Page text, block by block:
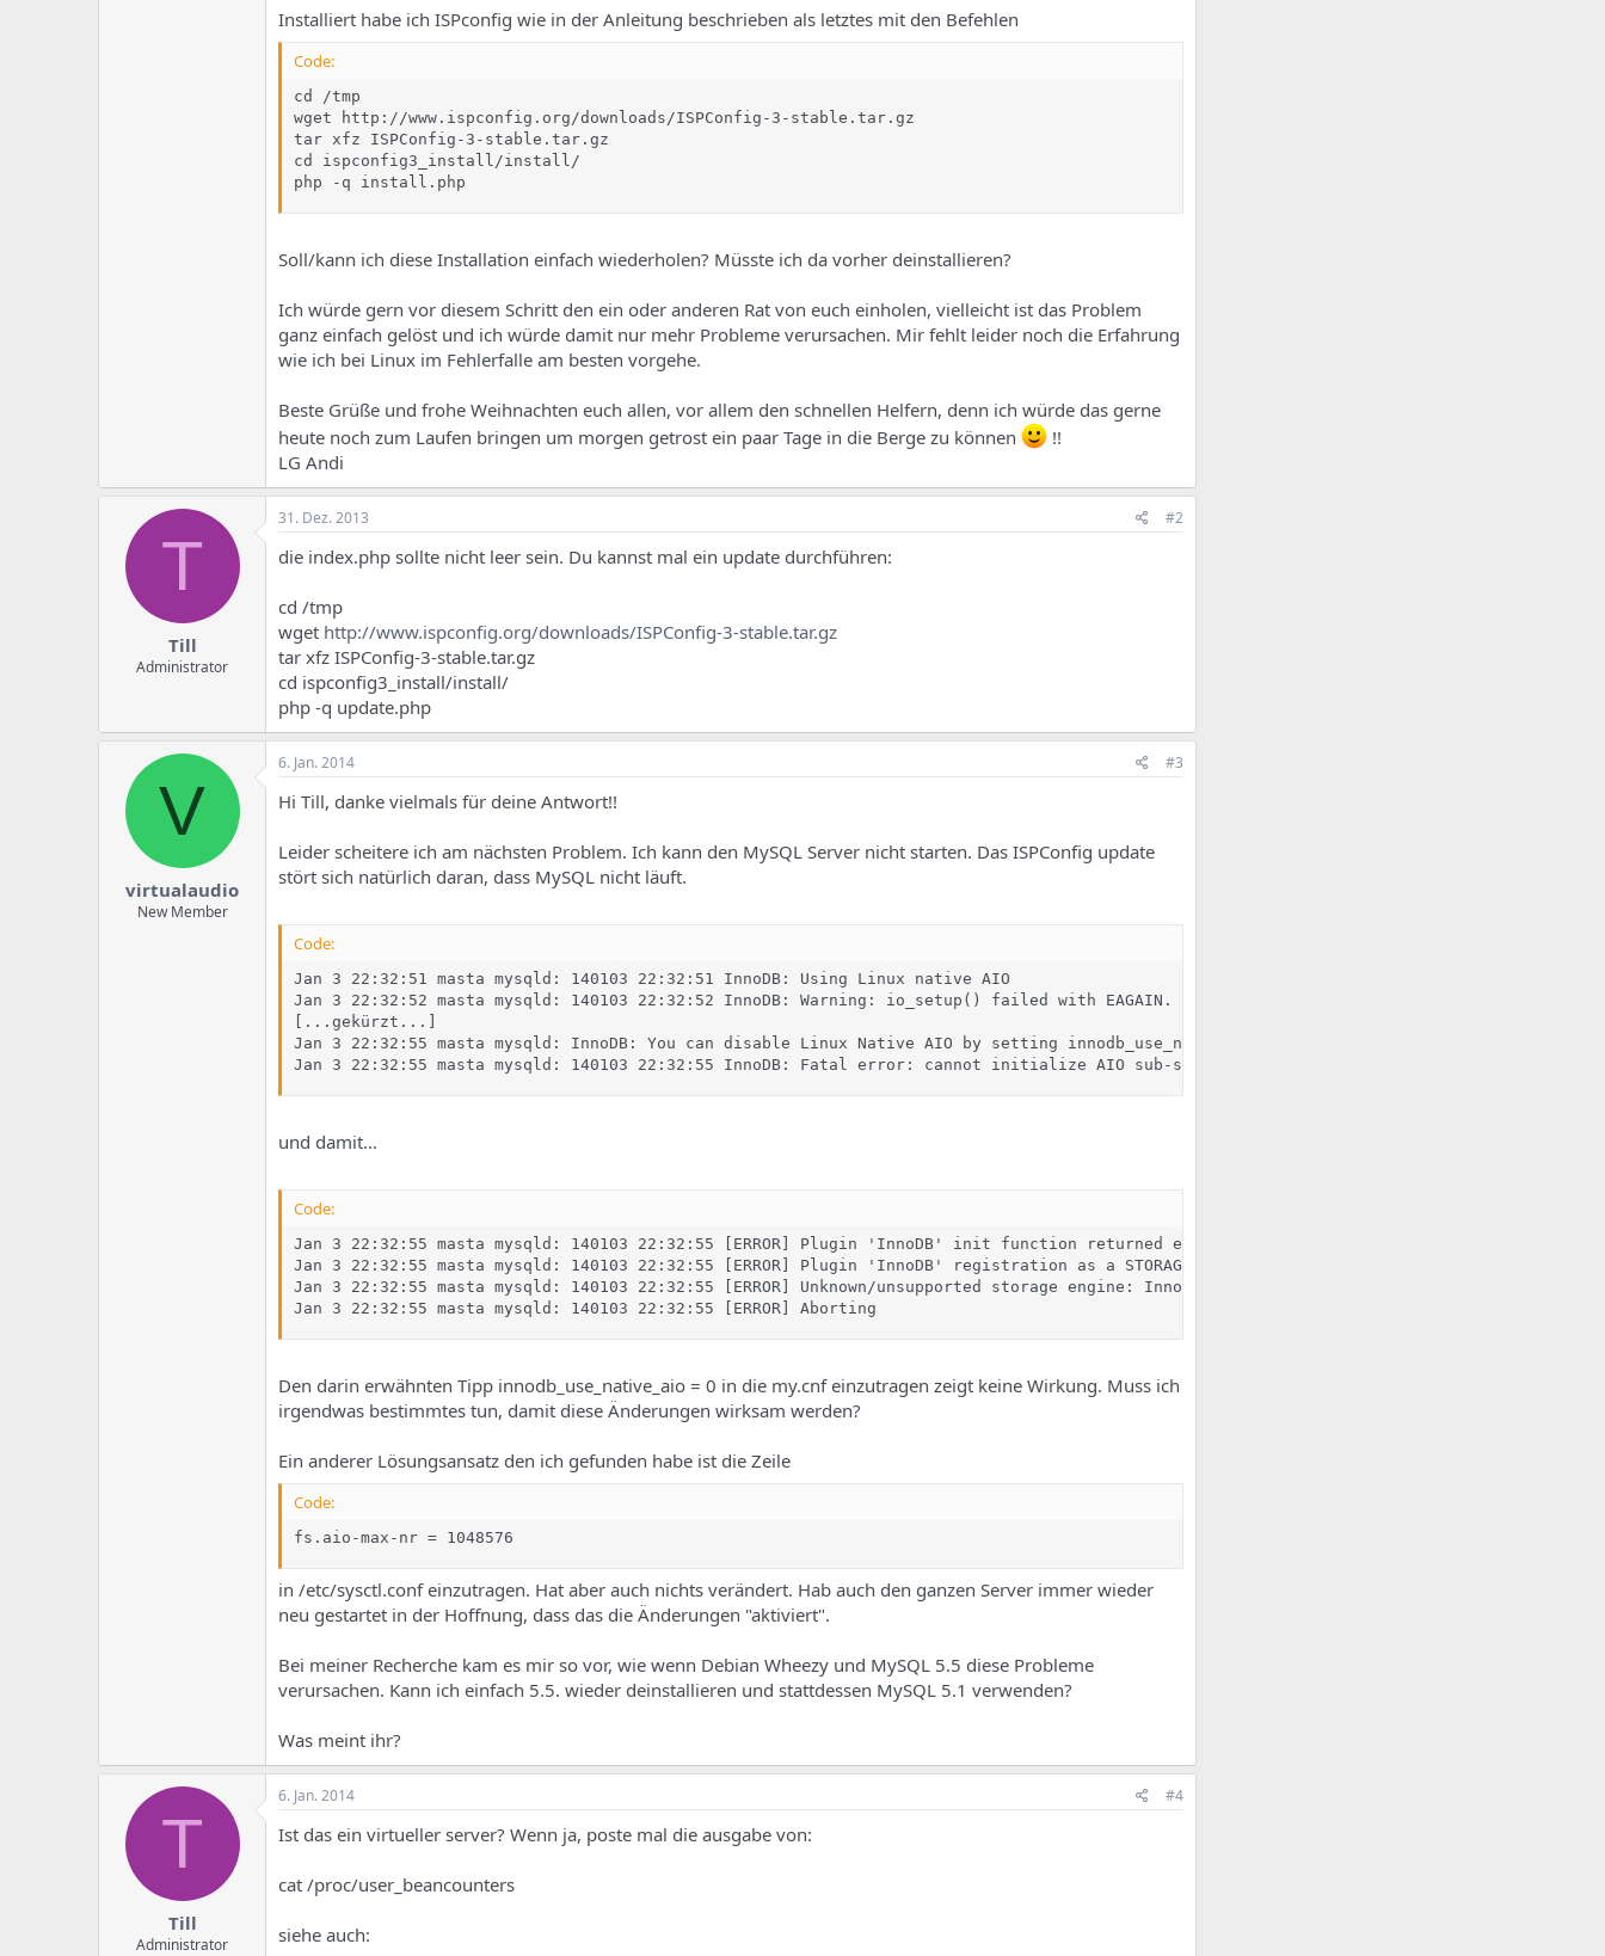
Installiert habe ich ISPconfig wie in der Anleitung beschrieben als letztes mit den Befehlen
Code:
cd /tmp
wget http://www.ispconfig.org/downloads/ISPConfig-3-stable.tar.gz
tar xfz ISPConfig-3-stable.tar.gz
cd ispconfig3_install/install/
php -q install.php
Soll/kann ich diese Installation einfach wiederholen? Müsste ich da vorher deinstallieren?
Ich würde gern vor diesem Schritt den ein oder anderen Rat von euch einholen, vielleicht ist das Problem
ganz einfach gelöst und ich würde damit nur mehr Probleme verursachen. Mir fehlt leider noch die Erfahrung
wie ich bei Linux im Fehlerfalle am besten vorgehe.
Beste Grüße und frohe Weihnachten euch allen, vor allem den schnellen Helfern, denn ich würde das gerne
heute noch zum Laufen bringen um morgen getrost ein paar Tage in die Berge zu können
!!
LG Andi
T
Till
Administrator
31. Dez. 2013 #2
die index.php sollte nicht leer sein. Du kannst mal ein update durchführen:
cd /tmp
wget http://www.ispconfig.org/downloads/ISPConfig-3-stable.tar.gz
tar xfz ISPConfig-3-stable.tar.gz
cd ispconfig3_install/install/
php -q update.php
V
virtualaudio
New Member
6. Jan. 2014 #3
Hi Till, danke vielmals für deine Antwort!!
Leider scheitere ich am nächsten Problem. Ich kann den MySQL Server nicht starten. Das ISPConfig update
stört sich natürlich daran, dass MySQL nicht läuft.
Code:
Jan 3 22:32:51 masta mysqld: 140103 22:32:51 InnoDB: Using Linux native AIO
Jan 3 22:32:52 masta mysqld: 140103 22:32:52 InnoDB: Warning: io_setup() failed with EAGAIN. Will make 5 attempts before giving up.
[...gekürzt...]
Jan 3 22:32:55 masta mysqld: InnoDB: You can disable Linux Native AIO by setting innodb_use_native_aio = 0 in my.cnf
Jan 3 22:32:55 masta mysqld: 140103 22:32:55 InnoDB: Fatal error: cannot initialize AIO sub-system
und damit...
Code:
Jan 3 22:32:55 masta mysqld: 140103 22:32:55 [ERROR] Plugin 'InnoDB' init function returned error.
Jan 3 22:32:55 masta mysqld: 140103 22:32:55 [ERROR] Plugin 'InnoDB' registration as a STORAGE ENGINE failed.
Jan 3 22:32:55 masta mysqld: 140103 22:32:55 [ERROR] Unknown/unsupported storage engine: InnoDB
Jan 3 22:32:55 masta mysqld: 140103 22:32:55 [ERROR] Aborting
Den darin erwähnten Tipp innodb_use_native_aio = 0 in die my.cnf einzutragen zeigt keine Wirkung. Muss ich
irgendwas bestimmtes tun, damit diese Änderungen wirksam werden?
Ein anderer Lösungsansatz den ich gefunden habe ist die Zeile
Code:
fs.aio-max-nr = 1048576
in /etc/sysctl.conf einzutragen. Hat aber auch nichts verändert. Hab auch den ganzen Server immer wieder
neu gestartet in der Hoffnung, dass das die Änderungen "aktiviert".
Bei meiner Recherche kam es mir so vor, wie wenn Debian Wheezy und MySQL 5.5 diese Probleme
verursachen. Kann ich einfach 5.5. wieder deinstallieren und stattdessen MySQL 5.1 verwenden?
Was meint ihr?
T
Till
Administrator
6. Jan. 2014 #4
Ist das ein virtueller server? Wenn ja, poste mal die ausgabe von:
cat /proc/user_beancounters
siehe auch: